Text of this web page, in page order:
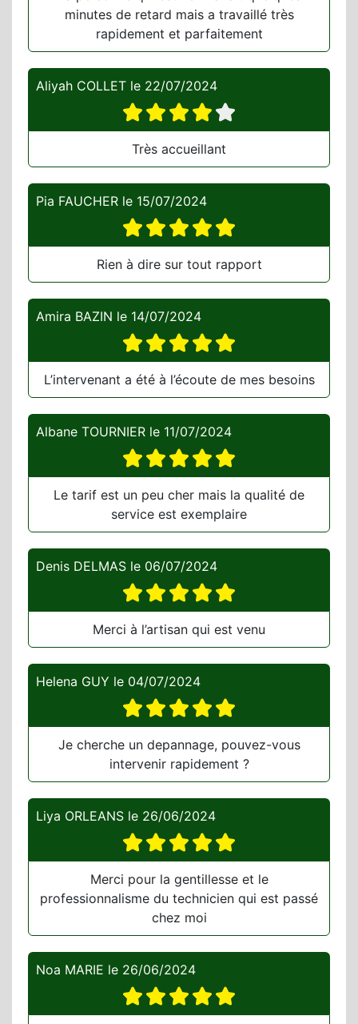
minutes de retard mais a travaillé très
rapidement et parfaitement
Aliyah COLLET le 22/07/2024
Très accueillant
Pia FAUCHER le 15/07/2024
Rien à dire sur tout rapport
Amira BAZIN le 14/07/2024
L’intervenant a été à l’écoute de mes besoins
Albane TOURNIER le 11/07/2024
Le tarif est un peu cher mais la qualité de
service est exemplaire
Denis DELMAS le 06/07/2024
Merci à l’artisan qui est venu
Helena GUY le 04/07/2024
Je cherche un depannage, pouvez-vous
intervenir rapidement ?
Liya ORLEANS le 26/06/2024
Merci pour la gentillesse et le
professionnalisme du technicien qui est passé
chez moi
Noa MARIE le 26/06/2024